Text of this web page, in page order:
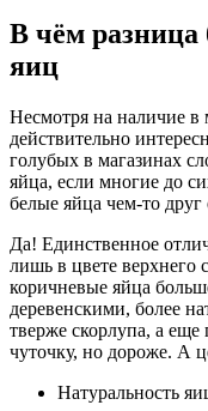
В чём
яиц
Несмотря на наличие в
действительно
голубых в магазинах
яйца, если многие до
белые яйца чем-то друг
Да! Единственное
лишь в цвете верхнего
коричневые яйца
деревенскими, более
тверже скорлупа, а еще
чуточку, но дороже. А
Натуральность